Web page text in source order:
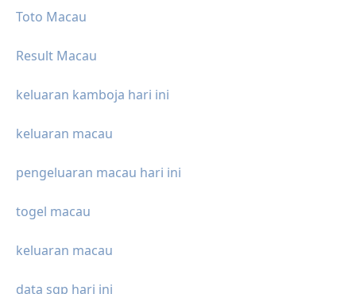
Toto Macau
Result Macau
keluaran kamboja hari ini
keluaran macau
pengeluaran macau hari ini
togel macau
keluaran macau
data sgp hari ini